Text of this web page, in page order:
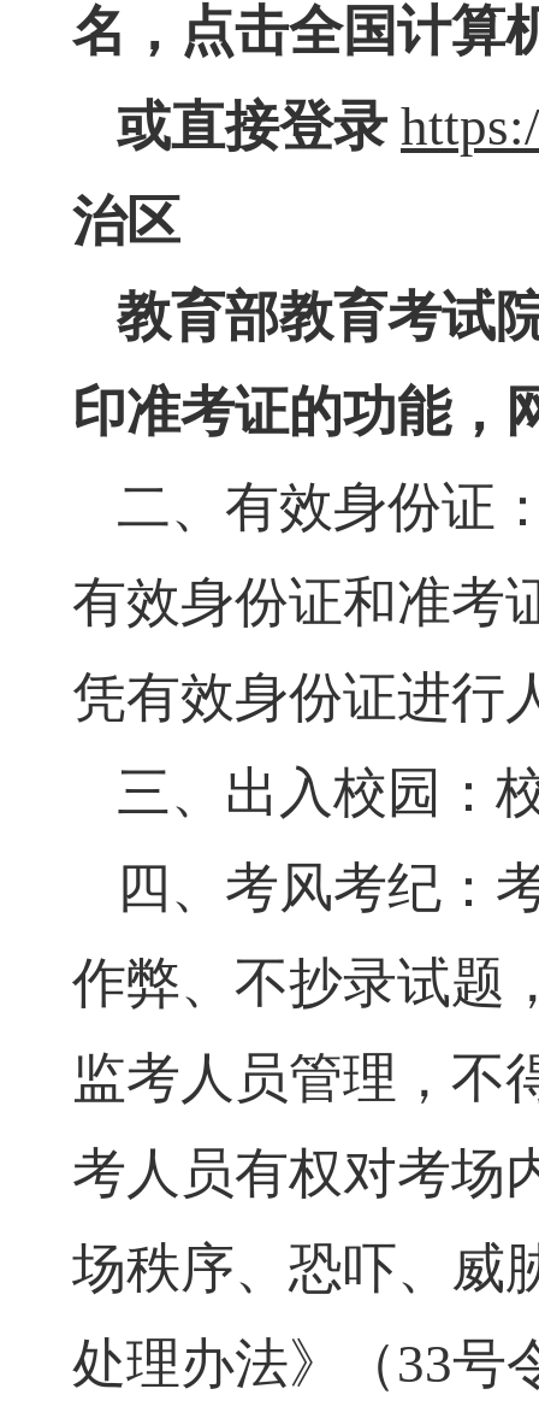
名，点击全国计算
或直接登录
治区
教育部教育考试
印准考证的功能，
二、有效身份证
有效身份证和准考
凭有效身份证进行
三、出入校园：
四、考风考纪：
作弊、不抄录试题
监考人员管理，不
考人员有权对考场
场秩序、恐吓、威
处理办法》（33号